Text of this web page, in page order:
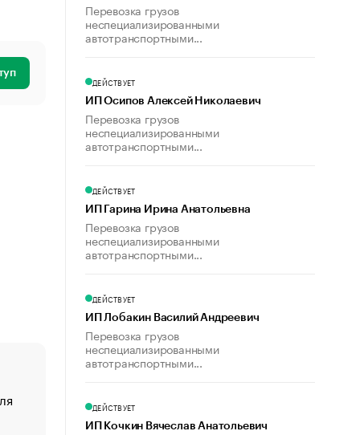
«От спорта тело стареет иначе». Как живет глава
создавшей GTA
Перевозка грузов
неспециализированными
автотранспортными...
ДЕЙСТВУЕТ
ИП Осипов Алексей Николаевич
Перевозка грузов
неспециализированными
автотранспортными...
ДЕЙСТВУЕТ
ИП Гарина Ирина Анатольевна
Перевозка грузов
неспециализированными
автотранспортными...
ДЕЙСТВУЕТ
ИП Лобакин Василий Андреевич
Перевозка грузов
неспециализированными
автотранспортными...
ДЕЙСТВУЕТ
ИП Кочкин Вячеслав Анатольевич